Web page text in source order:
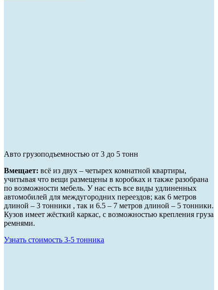
Авто грузоподъемностью от 3 до 5 тонн
Вмещает: всё из двух – четырех комнатной квартиры,
учитывая что вещи размещены в коробках и также разобрана
по возможности мебель. У нас есть все виды удлиненных
автомобилей для междугородних переездов; как 6 метров
длиной – 3 тонники , так и 6.5 – 7 метров длиной – 5 тонники.
Кузов имеет жёсткий каркас, с возможностью крепления груза
ремнями.
Узнать стоимость 3-5 тонника